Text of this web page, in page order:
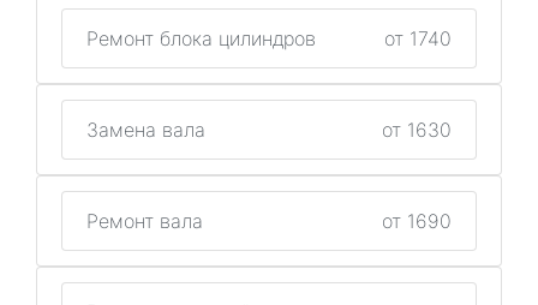
Ремонт блока цилиндров от 1740
Замена вала от 1630
Ремонт вала от 1690